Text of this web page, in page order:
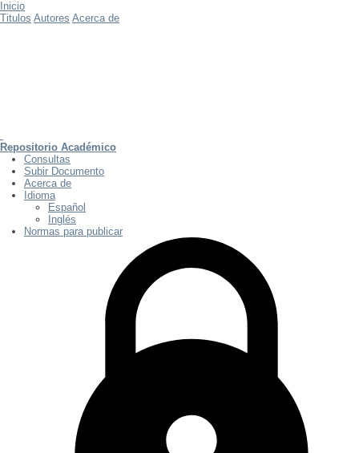
Inicio
Titulos Autores Acerca de
Repositorio Académico
Consultas
Subir Documento
Acerca de
Idioma
Español
Inglés
Normas para publicar